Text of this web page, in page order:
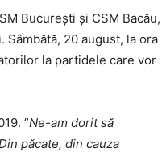
București și CSM Bacău,
Sâmbătă, 20 august, la ora
la partidele care vor
”Ne-am dorit să
păcate, din cauza